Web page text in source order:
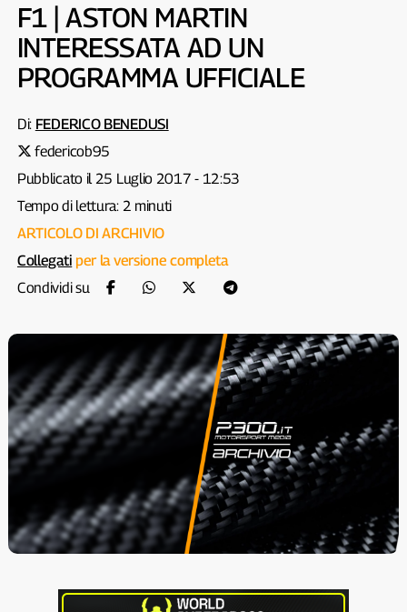
F1 | ASTON MARTIN
INTERESSATA AD UN
PROGRAMMA UFFICIALE
Di: FEDERICO BENEDUSI
federicob95
Pubblicato il 25 Luglio 2017 - 12:53
Tempo di lettura: 2 minuti
ARTICOLO DI ARCHIVIO
Collegati per la versione completa
Condividi su